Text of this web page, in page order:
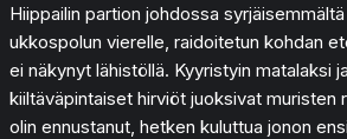
Hiippailin partion johdossa
ukkospolun vierelle, raidoitetun kohdan
ei näkynyt lähistöllä. Kyyristyin matalaksi
kiiltäväpintaiset hirviöt juoksivat muristen
olin ennustanut, hetken kuluttua jonon